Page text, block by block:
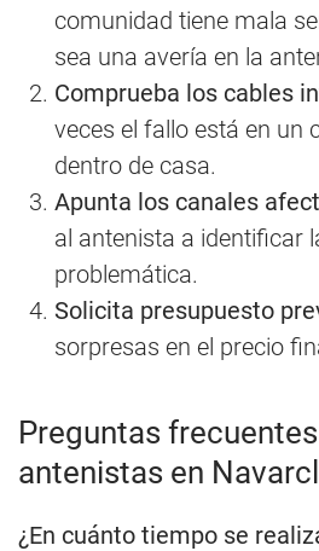
comunidad tiene mala
sea una avería en la
Comprueba los cables
veces el fallo está en un
dentro de casa.
Apunta los canales
al antenista a identificar
problemática.
Solicita presupuesto
sorpresas en el precio
Preguntas
antenistas en
¿En cuánto tiempo se